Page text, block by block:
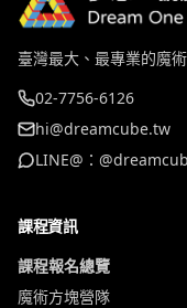
臺灣最大、最專業的魔
02-7756-6126
hi@dreamcube.tw
LINE@：
課程資訊
課程報名總覽
魔術方塊營隊